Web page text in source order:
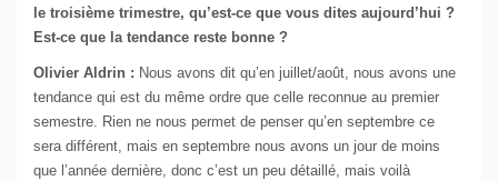
le troisième trimestre, qu’est-ce que vous dites aujourd’hui ?
Est-ce que la tendance reste bonne ?
Olivier Aldrin : Nous avons dit qu’en juillet/août, nous avons une
tendance qui est du même ordre que celle reconnue au premier
semestre. Rien ne nous permet de penser qu’en septembre ce
sera différent, mais en septembre nous avons un jour de moins
que l’année dernière, donc c’est un peu détaillé, mais voilà